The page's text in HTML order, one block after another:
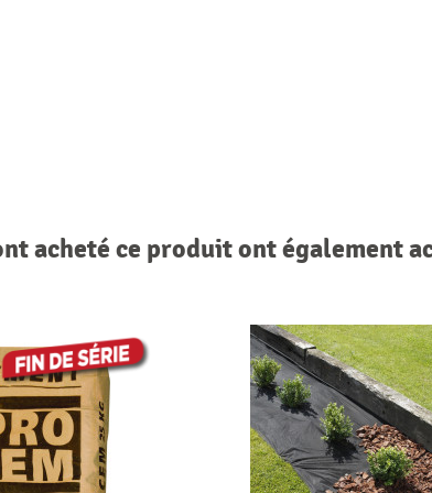
acheté ce produit ont également